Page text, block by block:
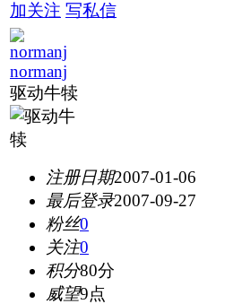
加关注 写私信
normanj
驱动牛犊
注册日期2007-01-06
最后登录2007-09-27
粉丝0
关注0
积分80分
威望9点